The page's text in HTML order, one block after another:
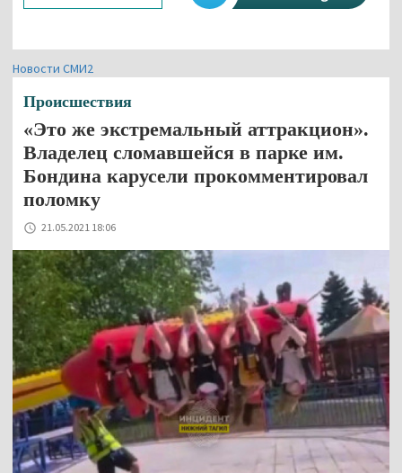
Новости СМИ2
Происшествия
«Это же экстремальный аттракцион».
Владелец сломавшейся в парке им.
Бондина карусели прокомментировал
поломку
21.05.2021 18:06